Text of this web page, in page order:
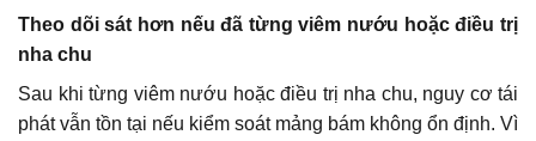
Theo dõi sát hơn nếu đã từng viêm nướu hoặc điều trị
nha chu
Sau khi từng viêm nướu hoặc điều trị nha chu, nguy cơ tái
phát vẫn tồn tại nếu kiểm soát mảng bám không ổn định. Vì